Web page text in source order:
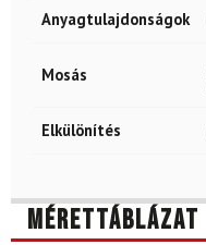
Anyagtulajdonságok
Mosás
Elkülönítés
Mérettáblázat